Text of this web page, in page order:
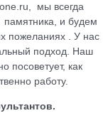
мы всегда
памятника, и будем
пожеланиях . У нас
подход. Наш
посоветует, как
работу.